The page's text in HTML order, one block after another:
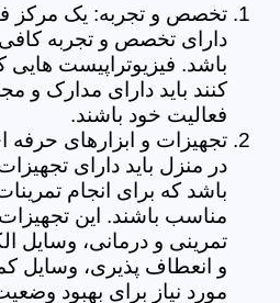
تخصص و تجربه: یک مرکز
دارای تخصص و تجربه کافی
باشد. فیزیوتراپیست هایی
کنند باید دارای مدارک و
فعالیت خود باشند.
تجهیزات و ابزارهای حرفه
در منزل باید دارای
باشد که برای انجام
مناسب باشند. این
تمرینی و درمانی، وسایل
و انعطاف پذیری، وسایل
مورد نیاز برای بهبود